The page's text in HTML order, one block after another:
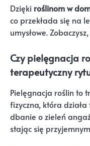
Dzięki roślinom w
co przekłada się na
umysłowe.
Czy pielęgnacja
terapeutyczny
Pielęgnacja roślin to
fizyczna, która
dbanie o zieleń
stając się